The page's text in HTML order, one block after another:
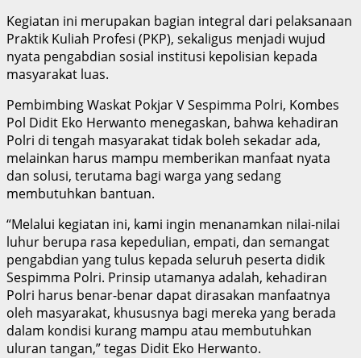
Kegiatan ini merupakan bagian integral dari pelaksanaan
Praktik Kuliah Profesi (PKP), sekaligus menjadi wujud
nyata pengabdian sosial institusi kepolisian kepada
masyarakat luas.
Pembimbing Waskat Pokjar V Sespimma Polri, Kombes
Pol Didit Eko Herwanto menegaskan, bahwa kehadiran
Polri di tengah masyarakat tidak boleh sekadar ada,
melainkan harus mampu memberikan manfaat nyata
dan solusi, terutama bagi warga yang sedang
membutuhkan bantuan.
“Melalui kegiatan ini, kami ingin menanamkan nilai-nilai
luhur berupa rasa kepedulian, empati, dan semangat
pengabdian yang tulus kepada seluruh peserta didik
Sespimma Polri. Prinsip utamanya adalah, kehadiran
Polri harus benar-benar dapat dirasakan manfaatnya
oleh masyarakat, khususnya bagi mereka yang berada
dalam kondisi kurang mampu atau membutuhkan
uluran tangan,” tegas Didit Eko Herwanto.